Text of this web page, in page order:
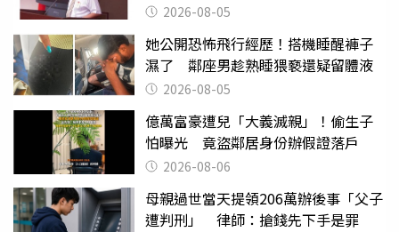
2026-08-05
她公開恐怖飛行經歷！搭機睡醒褲子
濕了 鄰座男趁熟睡猥褻還疑留體液
2026-08-05
億萬富豪遭兒「大義滅親」！偷生子
怕曝光 竟盜鄰居身份辦假證落戶
2026-08-06
母親過世當天提領206萬辦後事「父子
遭判刑」 律師：搶錢先下手是罪